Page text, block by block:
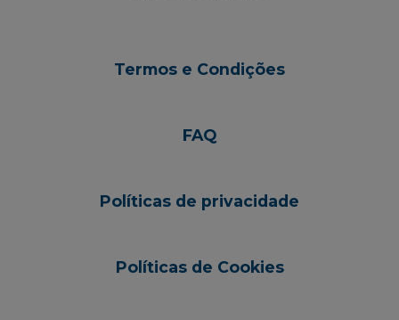
Termos e Condições
FAQ
Políticas de privacidade
Políticas de Cookies